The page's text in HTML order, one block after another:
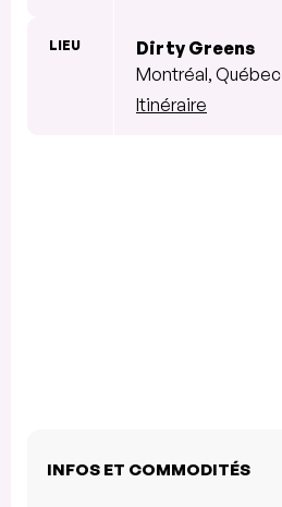
LIEU
Dirty Greens
Montréal, Québec
Itinéraire
INFOS ET COMMODITÉS